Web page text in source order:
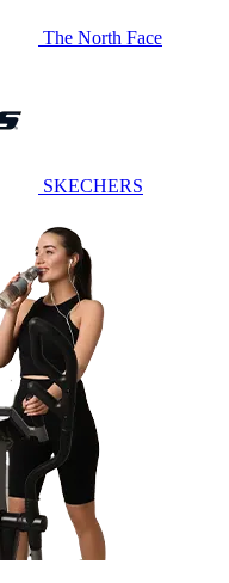
The North Face
SKECHERS